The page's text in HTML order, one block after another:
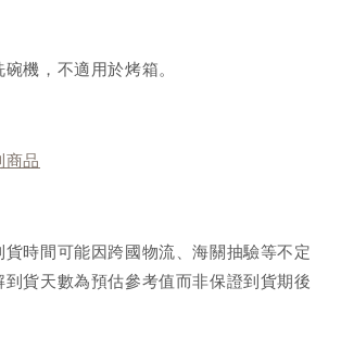
機，不適用於烤箱。
商品
貨時間可能因跨國物流、海關抽驗等不定
貨天數為預估參考值而非保證到貨期後